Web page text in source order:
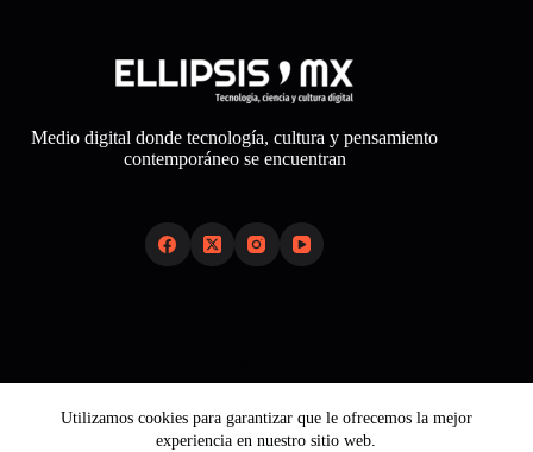
Utilizamos cookies para garantizar que le ofrecemos la mejor
experiencia en nuestro sitio web.
Medio digital donde tecnología, cultura y pensamiento
contemporáneo se encuentran
Aviso Legal
Política de Cookies